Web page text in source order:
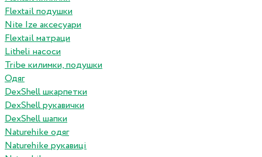
Flextail подушки
Nite Ize аксесуари
Flextail матраци
Litheli насоси
Tribe килимки, подушки
Одяг
DexShell шкарпетки
DexShell рукавички
DexShell шапки
Naturehike одяг
Naturehike рукавиці